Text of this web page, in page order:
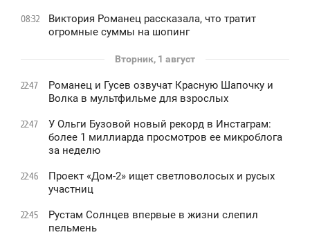
08:32
Виктория Романец рассказала, что тратит
огромные суммы на шопинг
Вторник, 1 август
22:47
Романец и Гусев озвучат Красную Шапочку и
Волка в мультфильме для взрослых
22:47
У Ольги Бузовой новый рекорд в Инстаграм:
более 1 миллиарда просмотров ее микроблога
за неделю
22:46
Проект «Дом-2» ищет светловолосых и русых
участниц
22:45
Рустам Солнцев впервые в жизни слепил
пельмень